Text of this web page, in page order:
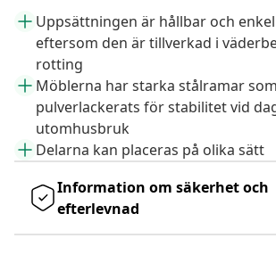
Uppsättningen är hållbar och
eftersom den är tillverkad i
rotting
Möblerna har starka stålramar
pulverlackerats för stabilitet vid
utomhusbruk
Delarna kan placeras på olika sätt
Information om säkerhet och
efterlevnad